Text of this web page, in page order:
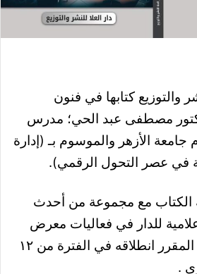
والتوزيع كتابها في فنون
مصطفى عبد الحي؛ مدرس
جامعة الأزهر والموسوم بـ (إدارة
في عصر التحول الرقمي).
الكتاب مع مجموعة من أحدث
للدار في فعاليات معرض
بغداد الدولي للكتاب المقرر انطلاقه في الفترة من ١٢